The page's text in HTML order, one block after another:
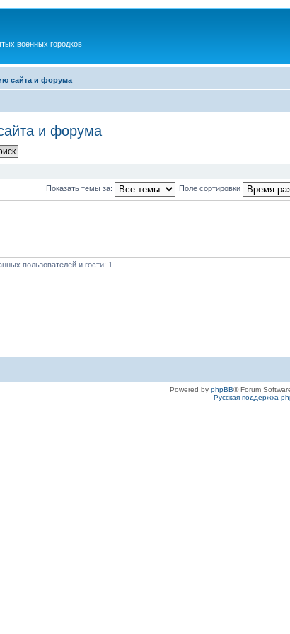
военных городков
сайта и форума
и форума
Показать темы за: Поле сортировки
пользователей и гости: 1
Powered by phpBB® Forum
Русская поддержка